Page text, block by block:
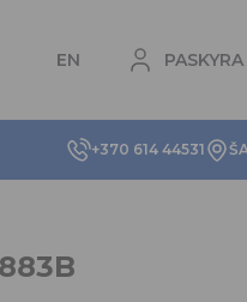
EN PASKYRA
+370 614 44531